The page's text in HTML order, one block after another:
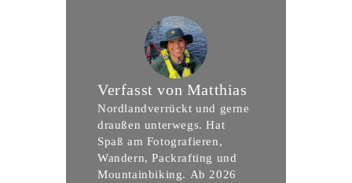
Verfasst von Matthias
Nordlandverrückt und gerne
draußen unterwegs. Hat
Spaß am Fotografieren,
Wandern, Packrafting und
Mountainbiking. Ab 2026